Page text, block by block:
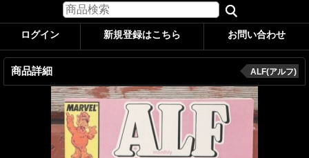
ログイン 新規登録はこちら お問い合わせ
商品詳細 ALF(アルフ)